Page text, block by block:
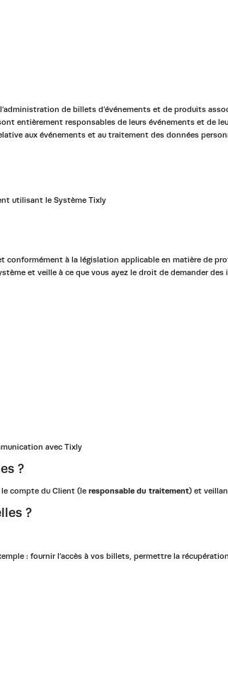
de billets d’événements et de produits
entièrement responsables de leurs événements et de
aux événements et au traitement des données
utilisant le Système Tixly
à la législation applicable en matière de
et veille à ce que vous ayez le droit de demander
avec Tixly
?
compte du Client (le responsable du traitement) et
?
: fournir l’accès à vos billets, permettre la